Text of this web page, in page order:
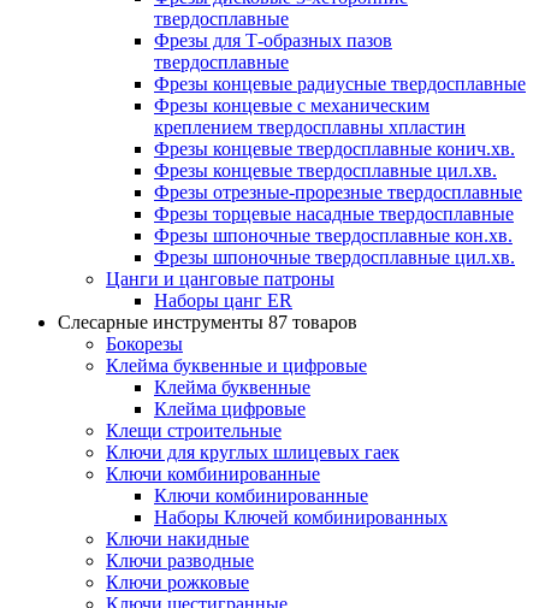
твердосплавные
Фрезы для Т-образных пазов
твердосплавные
Фрезы концевые радиусные твердосплавные
Фрезы концевые с механическим
креплением твердосплавны хпластин
Фрезы концевые твердосплавные конич.хв.
Фрезы концевые твердосплавные цил.хв.
Фрезы отрезные-прорезные твердосплавные
Фрезы торцевые насадные твердосплавные
Фрезы шпоночные твердосплавные кон.хв.
Фрезы шпоночные твердосплавные цил.хв.
Цанги и цанговые патроны
Наборы цанг ER
Слесарные инструменты 87 товаров
Бокорезы
Клейма буквенные и цифровые
Клейма буквенные
Клейма цифровые
Клещи строительные
Ключи для круглых шлицевых гаек
Ключи комбинированные
Ключи комбинированные
Наборы Ключей комбинированных
Ключи накидные
Ключи разводные
Ключи рожковые
Ключи шестигранные